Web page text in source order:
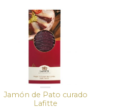
Jamón de Pato curado
Lafitte